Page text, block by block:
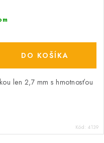
DO KOŠÍKA
len 2,7 mm s hmotnosťou
Kód: 4139